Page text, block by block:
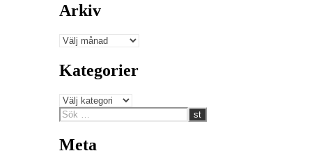
Arkiv
Arkiv
Kategorier
Kategorier
Meta